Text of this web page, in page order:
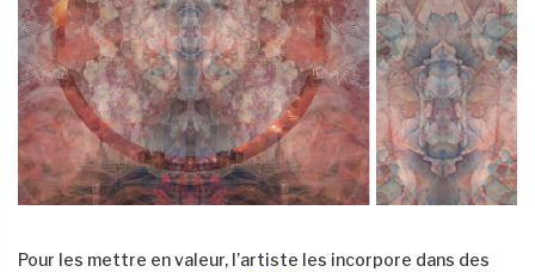
Pour les mettre en valeur, l’artiste les incorpore dans des